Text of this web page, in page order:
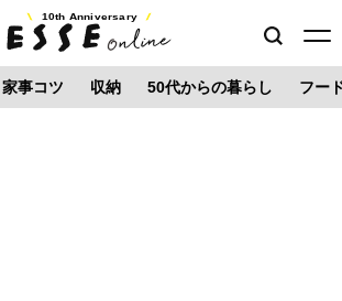
10th Anniversary
家事コツ 収納 50代からの暮らし フー